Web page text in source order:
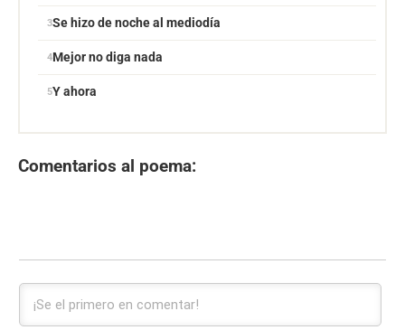
Se hizo de noche al mediodía
Mejor no diga nada
Y ahora
Comentarios al poema: